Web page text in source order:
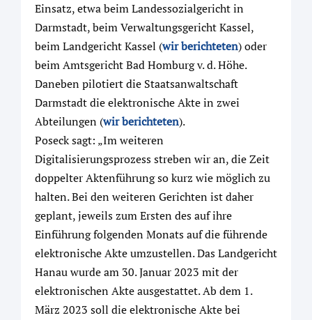
Einsatz, etwa beim Landessozialgericht in
Darmstadt, beim Verwaltungsgericht Kassel,
beim Landgericht Kassel (wir berichteten) oder
beim Amtsgericht Bad Homburg v. d. Höhe.
Daneben pilotiert die Staatsanwaltschaft
Darmstadt die elektronische Akte in zwei
Abteilungen (wir berichteten).
Poseck sagt: „Im weiteren
Digitalisierungsprozess streben wir an, die Zeit
doppelter Aktenführung so kurz wie möglich zu
halten. Bei den weiteren Gerichten ist daher
geplant, jeweils zum Ersten des auf ihre
Einführung folgenden Monats auf die führende
elektronische Akte umzustellen. Das Landgericht
Hanau wurde am 30. Januar 2023 mit der
elektronischen Akte ausgestattet. Ab dem 1.
März 2023 soll die elektronische Akte bei